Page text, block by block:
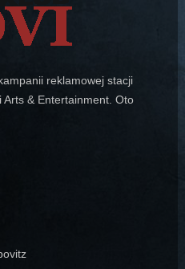
reklamowej stacji
& Entertainment. Oto